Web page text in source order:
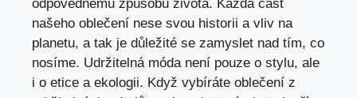
odpovědnému způsobu života. Každá část
našeho oblečení nese svou historii a vliv na
planetu, a tak je důležité se zamyslet nad tím, co
nosíme. Udržitelná móda není pouze o stylu, ale
i o etice a ekologii. Když vybíráte oblečení z